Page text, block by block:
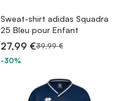
Sweat-shirt adidas Squadra
25 Bleu pour Enfant
27,99 €39,99 €
-30%